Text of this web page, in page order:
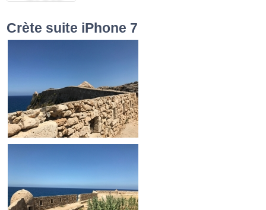
Crète suite iPhone 7